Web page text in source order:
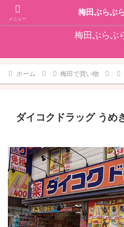
そうだ！梅田をぶらぶらしよ♪大阪梅田
梅田ぶらぶ
ホーム 梅田で買い物
ダイコクドラッグ うめ
メニュー
梅田ぶらぶ